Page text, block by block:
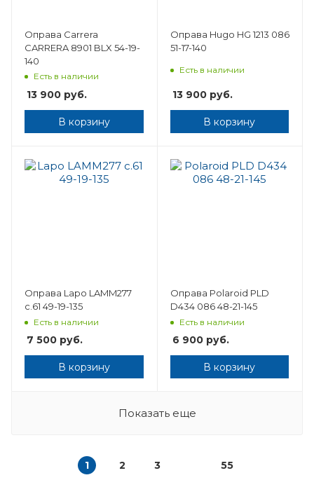
Оправа Carrera
CARRERA 8901 BLX 54-19-
140
Есть в наличии
13 900 руб.
В корзину
Оправа Hugo HG 1213 086
51-17-140
Есть в наличии
13 900руб.
В корзину
Оправа Lapo LAMM277
c.61 49-19-135
Есть в наличии
7 500 руб.
В корзину
Оправа Polaroid PLD
D434 086 48-21-145
Есть в наличии
6 900руб.
В корзину
Показать еще
1 2 3 55